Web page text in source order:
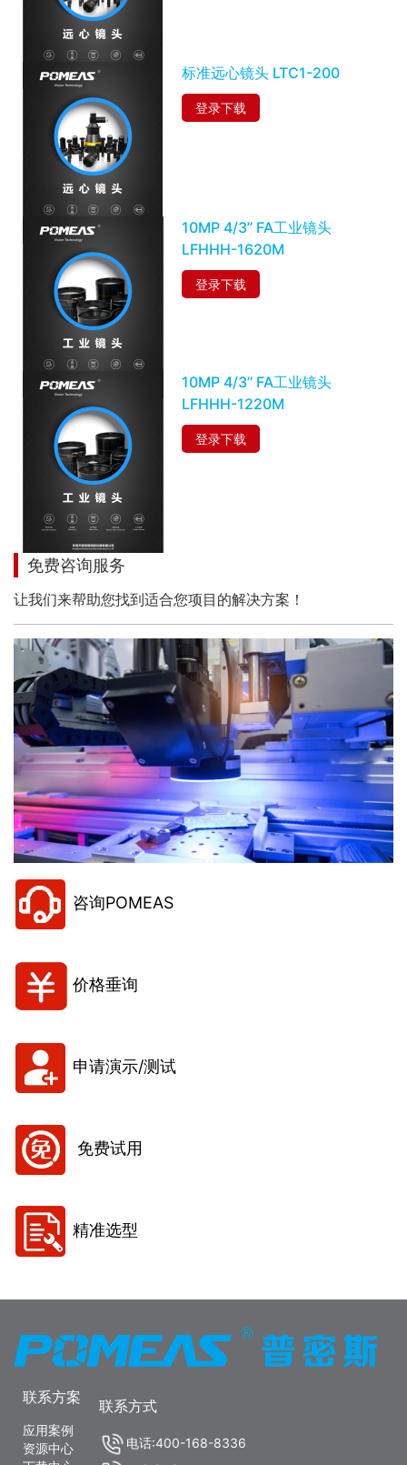
标准远心镜头 LTC1-200
登录下载
10MP 4/3’’ FA工业镜头
LFHHH-1620M
登录下载
10MP 4/3’’ FA工业镜头
LFHHH-1220M
登录下载
免费咨询服务
让我们来帮助您找到适合您项目的解决方案！
咨询POMEAS
价格垂询
申请演示/测试
免费试用
精准选型
联系方案
应用案例
资源中心
联系方式
电话:400-168-8336